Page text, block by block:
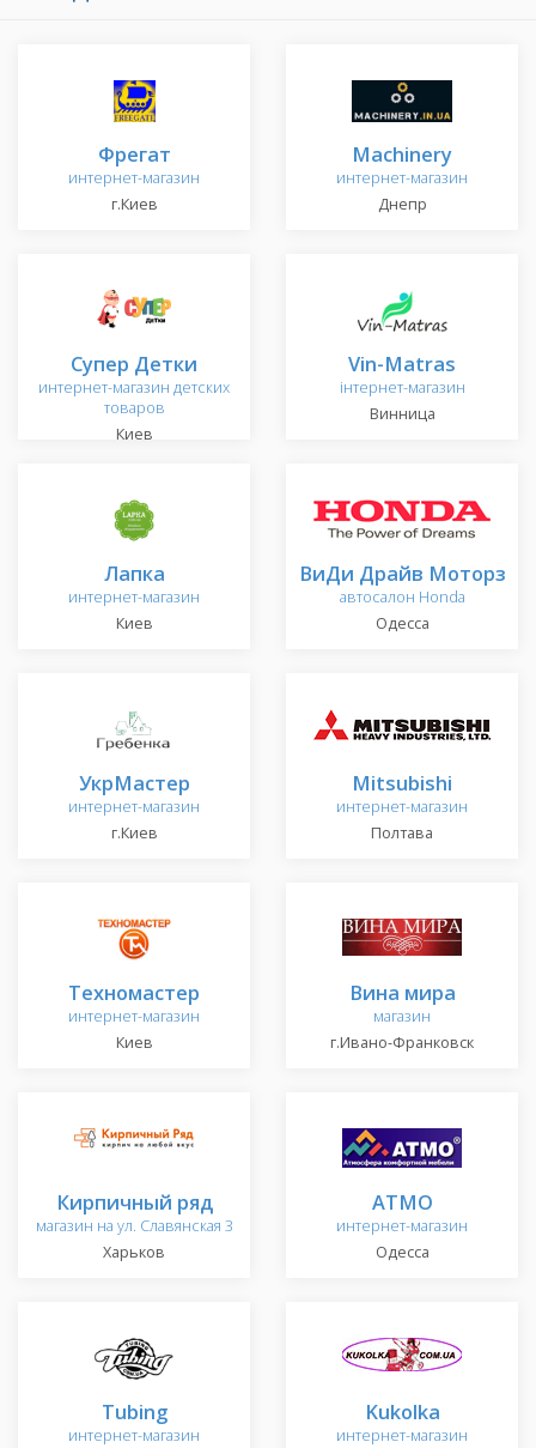
Фрегат
интернет-магазин
г.Киев
Machinery
интернет-магазин
Днепр
Супер Детки
интернет-магазин детских
товаров
Киев
Vin-Matras
інтернет-магазин
Винница
Лапка
интернет-магазин
Киев
ВиДи Драйв Моторз
автосалон Honda
Одесса
УкрМастер
интернет-магазин
г.Киев
Mitsubishi
интернет-магазин
Полтава
Техномастер
интернет-магазин
Киев
Вина мира
магазин
г.Ивано-Франковск
Кирпичный ряд
магазин на ул. Славянская 3
Харьков
АТМО
интернет-магазин
Одесса
Tubing
интернет-магазин
Kukolka
интернет-магазин